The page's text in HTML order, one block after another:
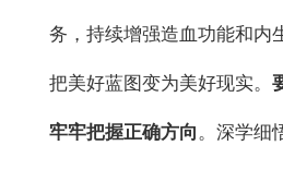
务，持续增强造血功能和内
把美好蓝图变为美好现实。
牢牢把握正确方向。深学细